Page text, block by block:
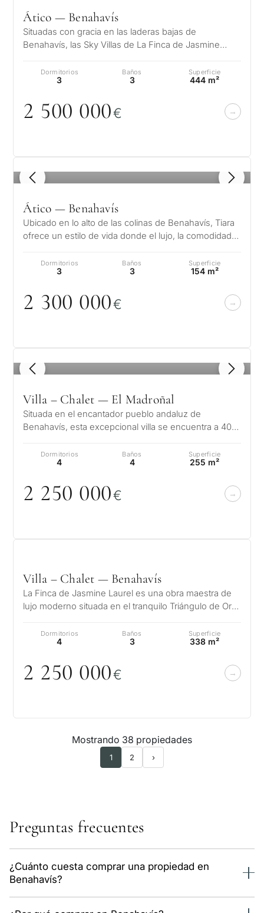
Ático — Benahavís
Situadas con gracia en las laderas bajas de
Benahavís, las Sky Villas de La Finca de Jasmine
Dormitorios
3
Baños
3
Superficie
444 m²
2 500 000€
1 / 8
Ático — Benahavís
Ubicado en lo alto de las colinas de Benahavís, Tiara
ofrece un estilo de vida donde el lujo, la comodidad y
Dormitorios
3
Baños
3
Superficie
154 m²
2 300 000€
1 / 8
Villa – Chalet — El Madroñal
Situada en el encantador pueblo andaluz de
Benahavís, esta excepcional villa se encuentra a 400
Dormitorios
4
Baños
4
Superficie
255 m²
2 250 000€
Villa – Chalet — Benahavís
La Finca de Jasmine Laurel es una obra maestra de
lujo moderno situada en el tranquilo Triángulo de Oro
Dormitorios
4
Baños
3
Superficie
338 m²
2 250 000€
Mostrando 38 propiedades
1 2 ›
Preguntas frecuentes
¿Cuánto cuesta comprar una propiedad en
Benahavís?